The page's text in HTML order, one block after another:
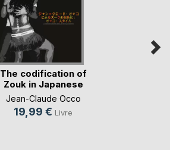
The codification of
Zouk in Japanese
Jean-Claude Occo
19,99 € Livre